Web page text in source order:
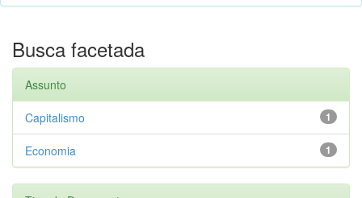
Busca facetada
Assunto
1
Capitalismo
1
Economia